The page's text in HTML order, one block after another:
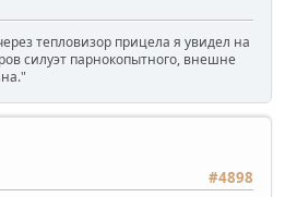
тепловизор прицела я увидел на
силуэт парнокопытного, внешне
#4898